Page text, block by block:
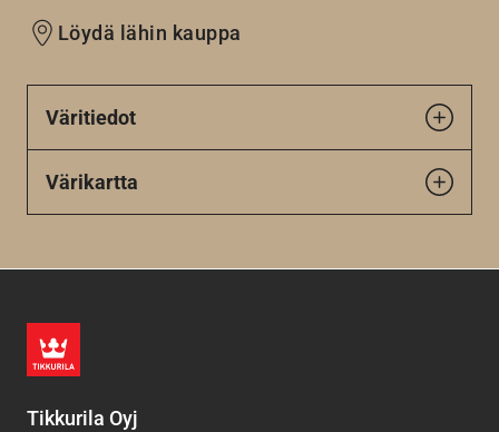
Löydä lähin kauppa
Väritiedot
Värikartta
Tikkurila Oyj